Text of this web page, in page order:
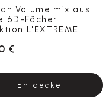
Volume mix aus
6D-Fächer
L'EXTREME
€
Entdecke